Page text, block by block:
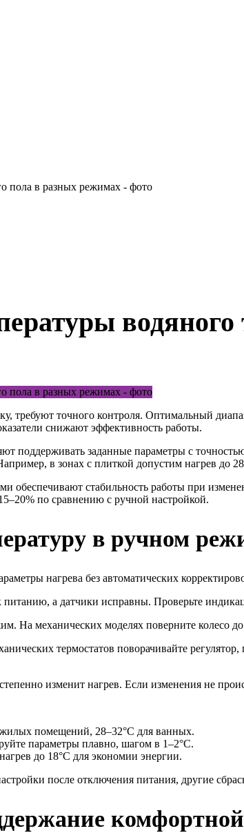
требуют точного контроля. Оптимальный
снижают эффективность работы.
поддерживать заданные параметры с
в зонах с плиткой допустим нагрев до
обеспечивают стабильность работы при
по сравнению с ручной настройкой.
в ручном
нагрева без автоматических
питанию, а датчики исправны. Проверьте
На механических моделях поверните колесо
термостатов поворачивайте
изменит нагрев. Если изменения не
помещений, 28–32°C для ванных.
параметры плавно, шагом в 1–2°C.
до 18°C для экономии энергии.
после отключения питания, другие